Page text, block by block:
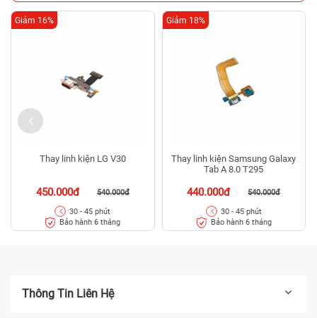
Thay linh kiện LG V30
450.000đ 540.000đ
Giảm 16%
30 - 45 phút
Bảo hành 6 tháng
Thay linh kiện Samsung Galaxy
Tab A 8.0 T295
440.000đ 540.000đ
Giảm 18%
30 - 45 phút
Bảo hành 6 tháng
Thông Tin Liên Hệ